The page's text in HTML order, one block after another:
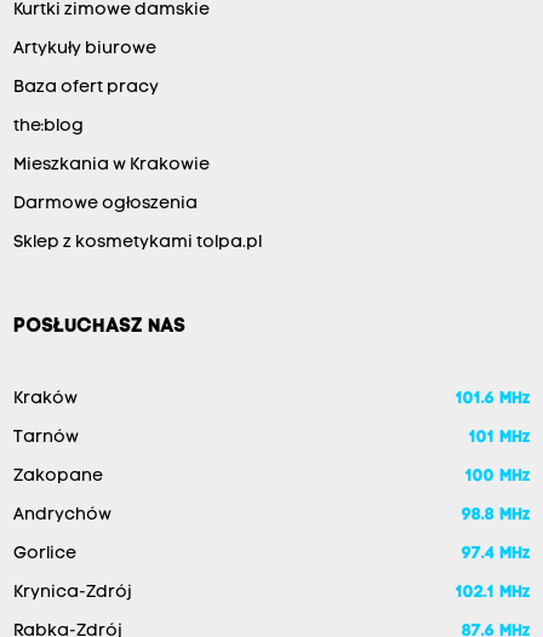
Kurtki zimowe damskie
Artykuły biurowe
Baza ofert pracy
the:blog
Mieszkania w Krakowie
Darmowe ogłoszenia
Sklep z kosmetykami tolpa.pl
POSŁUCHASZ NAS
Kraków 101.6 MHz
Tarnów 101 MHz
Zakopane 100 MHz
Andrychów 98.8 MHz
Gorlice 97.4 MHz
Krynica-Zdrój 102.1 MHz
Rabka-Zdrój 87.6 MHz